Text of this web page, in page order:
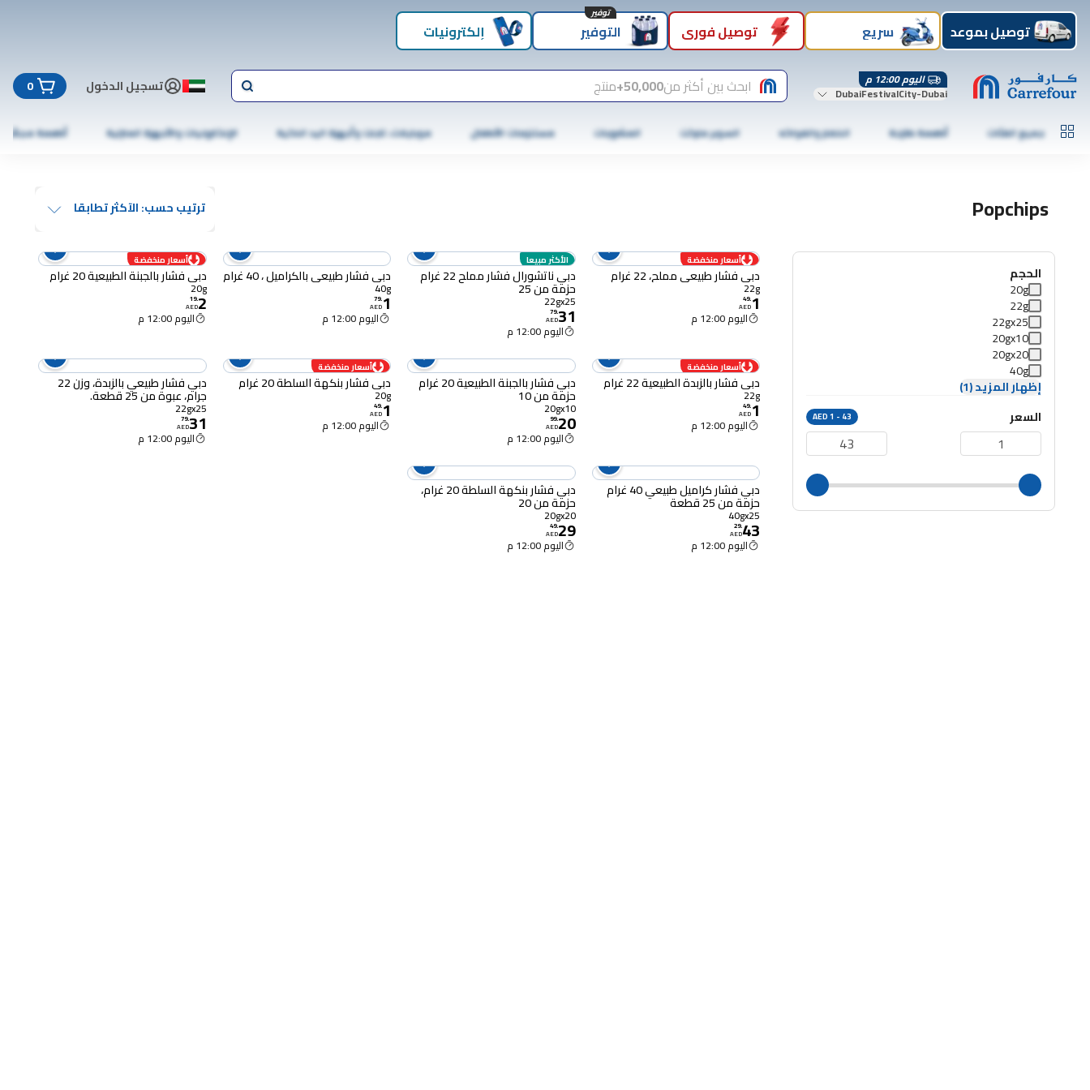
توصيل بموعد سريع توصيل فوري التوفير
توفير
إلكترونيات
اليوم 12:00 م
DubaiFestivalCity-Dubai ابحث بين أكثر من50,000+ منتج تسجيل الدخول 0
جميع الفئات أطعمة طازجة الخضار والفواكه السوبر ماركت المشروبات مستلزمات الأطفال موبايلات، تابلت وأجهزة اليد الذكية الإلكترونيات والأجهزة المنزلية أطعمة مجمّدة
Popchips ترتيب حسب: الآكثر تطابقا
الحجم
20g
22g
22gx25
20gx10
20gx20
40g
إظهار المزيد (1)
السعر
AED 1 - 43
أسعار منخفضة
دبي فشار طبيعي مملح، 22 غرام
22g
1
.
49
AED
اليوم 12:00 م
الأكثر مبيعا
دبي ناتشورال فشار مملح 22 غرام
حزمة من 25
22gx25
31
.
79
AED
اليوم 12:00 م
دبي فشار طبيعي بالكراميل ، 40 غرام
40g
1
.
79
AED
اليوم 12:00 م
أسعار منخفضة
دبي فشار بالجبنة الطبيعية 20 غرام
20g
2
.
19
AED
اليوم 12:00 م
أسعار منخفضة
دبي فشار بالزبدة الطبيعية 22 غرام
22g
1
.
49
AED
اليوم 12:00 م
دبي فشار بالجبنة الطبيعية 20 غرام
حزمة من 10
20gx10
20
.
99
AED
اليوم 12:00 م
أسعار منخفضة
دبي فشار بنكهة السلطة 20 غرام
20g
1
.
49
AED
اليوم 12:00 م
دبي فشار طبيعي بالزبدة، وزن 22
جرام، عبوة من 25 قطعة.
22gx25
31
.
79
AED
اليوم 12:00 م
دبي فشار كراميل طبيعي 40 غرام
حزمة من 25 قطعة
40gx25
43
.
29
AED
اليوم 12:00 م
دبي فشار بنكهة السلطة 20 غرام،
حزمة من 20
20gx20
29
.
49
AED
اليوم 12:00 م